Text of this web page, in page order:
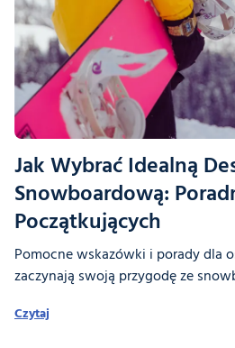
Jak Wybrać Idealną
Snowboardową:
Początkujących
Pomocne wskazówki i porady dla
zaczynają swoją przygodę ze
Czytaj